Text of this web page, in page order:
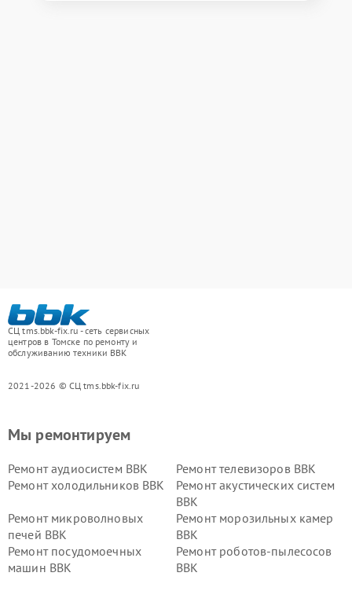
СЦ tms.bbk-fix.ru - сеть сервисных
центров в Томске по ремонту и
обслуживанию техники BBK
2021-2026 © СЦ tms.bbk-fix.ru
Мы ремонтируем
Ремонт аудиосистем BBK
Ремонт телевизоров BBK
Ремонт холодильников BBK
Ремонт акустических систем
BBK
Ремонт микроволновых
печей BBK
Ремонт морозильных камер
BBK
Ремонт посудомоечных
машин BBK
Ремонт роботов-пылесосов
BBK